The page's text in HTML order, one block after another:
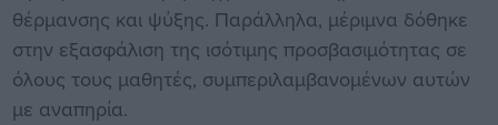
θέρμανσης και ψύξης. Παράλληλα, μέριμνα δόθηκε
στην εξασφάλιση της ισότιμης προσβασιμότητας σε
όλους τους μαθητές, συμπεριλαμβανομένων αυτών
με αναπηρία.